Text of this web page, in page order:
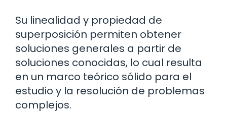
Su linealidad y propiedad de
superposición permiten obtener
soluciones generales a partir de
soluciones conocidas, lo cual resulta
en un marco teórico sólido para el
estudio y la resolución de problemas
complejos.